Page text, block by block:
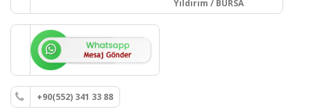
Bursa Yangın Dolabı, Hortum
Yıldırım / BURSA
+90(552) 341 33 88